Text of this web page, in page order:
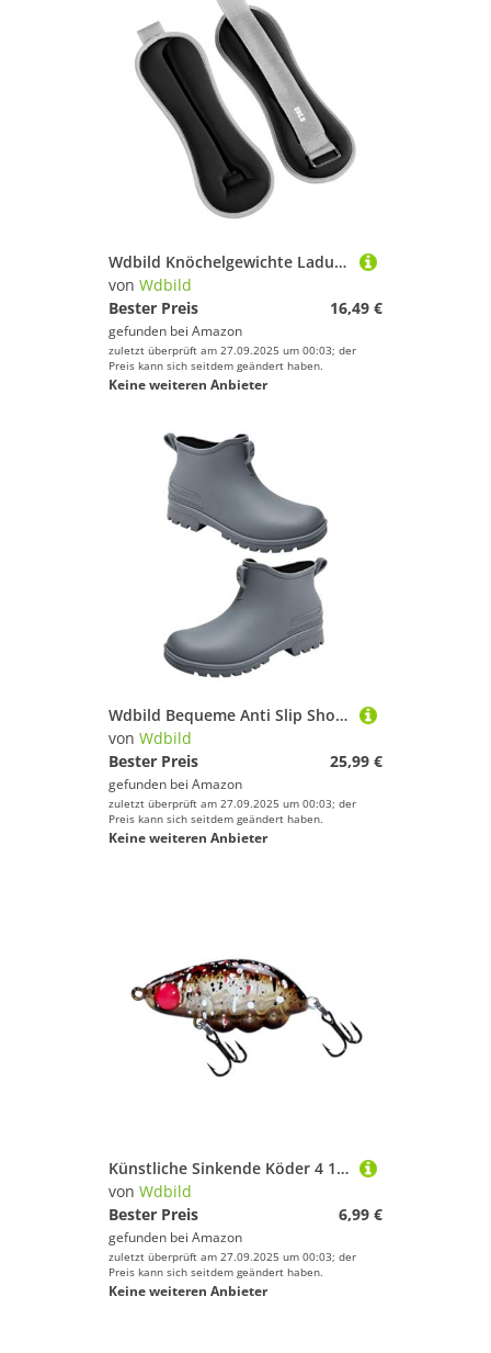
Wdbild Knöchelgewichte Ladung Ausrüstung Fitness Sandsack Tragbarer Sandsack Krafttraining Handgelenk Gewicht Gewichtete Knöchel
von Wdbild
Bester Preis
16,49 €
gefunden bei Amazon
zuletzt überprüft am 27.09.2025 um 00:03; der
Preis kann sich seitdem geändert haben.
Keine weiteren Anbieter
Wdbild Bequeme Anti Slip Short Schuhe wasserdichte Atmungsaktiv
von Wdbild
Bester Preis
25,99 €
gefunden bei Amazon
zuletzt überprüft am 27.09.2025 um 00:03; der
Preis kann sich seitdem geändert haben.
Keine weiteren Anbieter
Künstliche Sinkende Köder 4 1 G Crankbait Swimbait Fischereizubehör Für Salzwasserkurbel Wobbler Harte
von Wdbild
Bester Preis
6,99 €
gefunden bei Amazon
zuletzt überprüft am 27.09.2025 um 00:03; der
Preis kann sich seitdem geändert haben.
Keine weiteren Anbieter